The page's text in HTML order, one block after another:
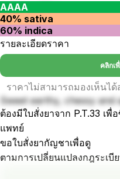
AAAA
40% sativa
60% indica
รายละเอียดราคา
คลิกเ
ราคาไม่สามารถมองเห็นไ
Sweet earthy, chessy and
ต้องมีใบสั่งยาจาก P.T.33
แพทย์
ขอใบสั่งยากัญชาเพื่อดู
ตามการเปลี่ยนแปลงกฎระเบี